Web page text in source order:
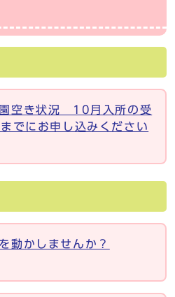
空き状況 10月入所の受
にお申し込みください
動かしませんか？